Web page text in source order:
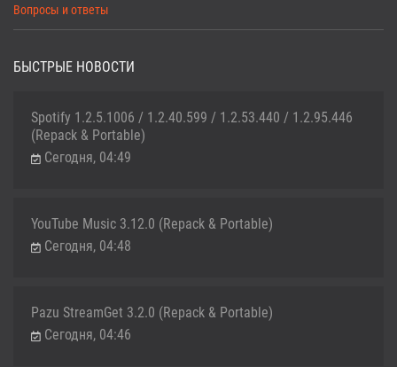
Вопросы и ответы
БЫСТРЫЕ НОВОСТИ
Spotify 1.2.5.1006 / 1.2.40.599 / 1.2.53.440 / 1.2.95.446
(Repack & Portable)
Сегодня, 04:49
YouTube Music 3.12.0 (Repack & Portable)
Сегодня, 04:48
Pazu StreamGet 3.2.0 (Repack & Portable)
Сегодня, 04:46